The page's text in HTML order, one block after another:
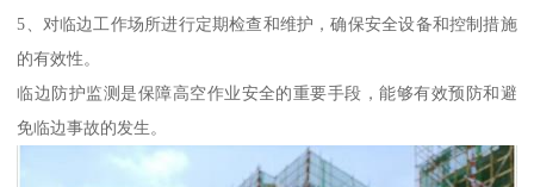
5、对临边工作场所进行定期检查和维护，确保安全设备和控制措施
的有效性。
临边防护监测是保障高空作业安全的重要手段，能够有效预防和避
免临边事故的发生。